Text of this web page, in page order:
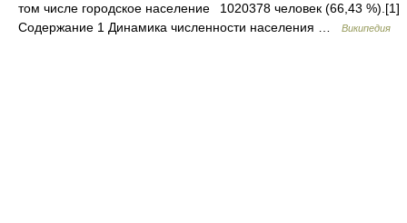
том числе городское население 1020378 человек (66,43 %).[1]
Содержание 1 Динамика численности населения …
Википедия